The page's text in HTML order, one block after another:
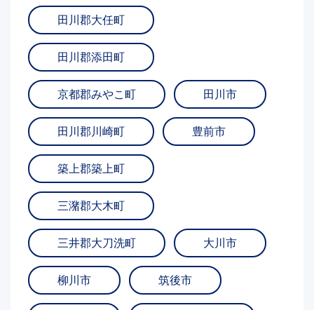
田川郡大任町
田川郡添田町
京都郡みやこ町 田川市
田川郡川崎町 豊前市
築上郡築上町
三潴郡大木町
三井郡大刀洗町 大川市
柳川市 筑後市